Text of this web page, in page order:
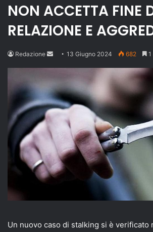
NON ACCETTA FINE
RELAZIONE E
Redazione
Send13 Giugno 2024 682
Un nuovo caso di stalking si è verificato